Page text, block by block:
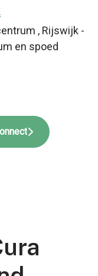
, Rijswijk -
en spoed